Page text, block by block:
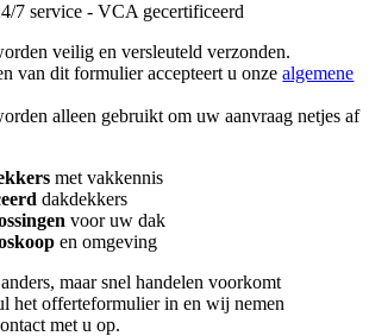
7 service - VCA gecertificeerd
veilig en versleuteld verzonden.
van dit formulier accepteert u onzealgemene
alleen gebruikt om uw aanvraag netjes af
met vakkennis
dakdekkers
voor uw dak
en omgeving
maar snel handelen voorkomt
het offerteformulier in en wij nemen
met u op.